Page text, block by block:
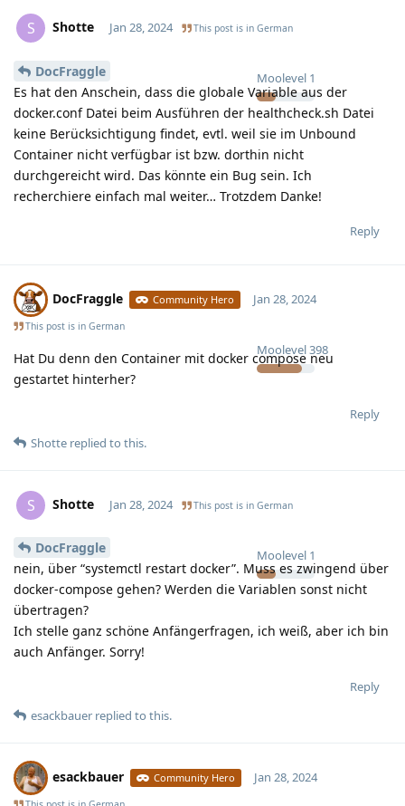
S Shotte
Moolevel 1
Jan 28, 2024 This post is in German
DocFraggle
Es hat den Anschein, dass die globale Variable aus der
docker.conf Datei beim Ausführen der healthcheck.sh Datei
keine Berücksichtigung findet, evtl. weil sie im Unbound
Container nicht verfügbar ist bzw. dorthin nicht
durchgereicht wird. Das könnte ein Bug sein. Ich
recherchiere einfach mal weiter… Trotzdem Danke!
Reply
DocFraggle Community Hero
Moolevel398
Jan 28, 2024
This post is in German
Hat Du denn den Container mit docker compose neu
gestartet hinterher?
Reply
Shotte replied to this.
S Shotte
Moolevel 1
Jan 28, 2024 This post is in German
DocFraggle
nein, über “systemctl restart docker”. Muss es zwingend über
docker-compose gehen? Werden die Variablen sonst nicht
übertragen?
Ich stelle ganz schöne Anfängerfragen, ich weiß, aber ich bin
auch Anfänger. Sorry!
Reply
esackbauer replied to this.
esackbauer Community Hero Jan 28, 2024